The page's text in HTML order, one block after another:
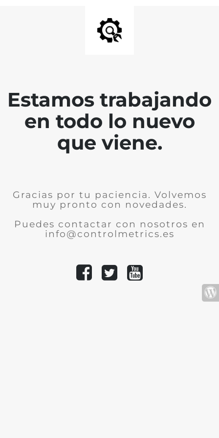
Estamos trabajando
en todo lo nuevo
que viene.
Gracias por tu paciencia. Volvemos
muy pronto con novedades.
Puedes contactar con nosotros en
info@controlmetrics.es